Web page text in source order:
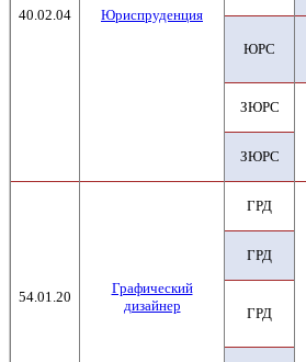
40.02.04 Юриспруденция
ЮРС
ЗЮРС
ЗЮРС
54.01.20
Графический
дизайнер
ГРД
ГРД
ГРД